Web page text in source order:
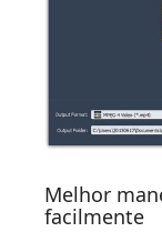
Melhor
facilmente